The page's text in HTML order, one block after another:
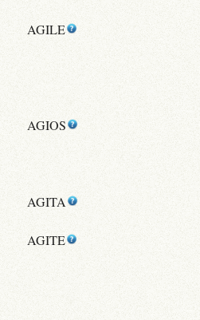
AGILE
AGIOS
AGITA
AGITE